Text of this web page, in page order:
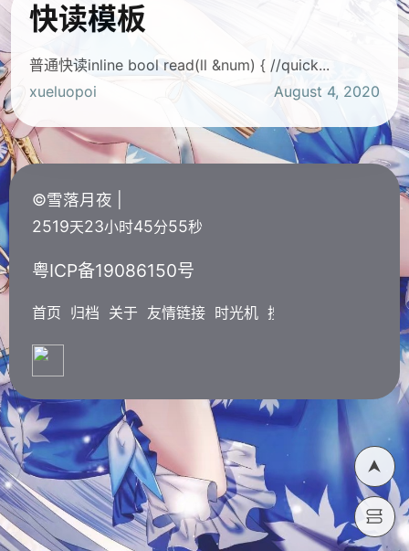
快读模板
普通快读inline bool read(ll &num) { //quick...
xueluopoi
August 4, 2020
©雪落月夜 |
2519天23小时45分56秒
粤ICP备19086150号
首页 归档 关于 友情链接 时光机 搜索